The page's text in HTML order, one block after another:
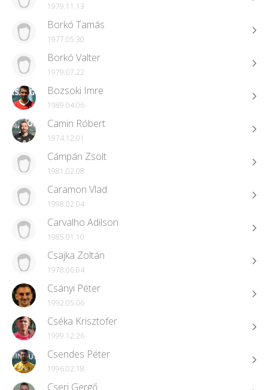
1979.11.13
Borkó Tamás
1977.05.30
Borkó Valter
1979.07.22
Bozsoki Imre
1989.04.06
Camin Róbert
1974.12.01
Cámpán Zsolt
1981.02.08
Caramon Vlad
1998.02.04
Carvalho Adilson
1985.01.10
Csajka Zoltán
1978.06.04
Csányi Péter
1992.05.06
Cséka Krisztofer
1999.12.26
Csendes Péter
1996.02.18
Cseri Gergő